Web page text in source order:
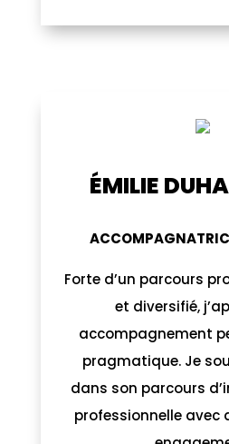
ÉMILIE
Forte d’un parcours
et diversifié,
accompagnement
pragmatique. Je
dans son parcours
professionnelle
ÉMILIE
Sait désamorcer la
moi-même le feu aux
contexte. Laissez-
même si je vous
cordes. Minerva
Potter)